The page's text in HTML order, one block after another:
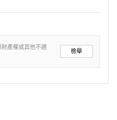
產權或其他不適
檢舉